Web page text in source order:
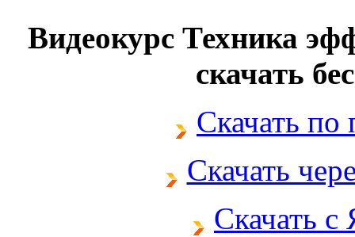
Видеокурс Техника
скачать
Скачать
Скачать
Скачать